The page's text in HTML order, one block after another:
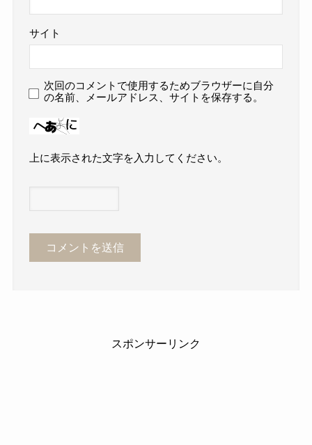
サイト
次回のコメントで使用するためブラウザーに自分
の名前、メールアドレス、サイトを保存する。
上に表示された文字を入力してください。
スポンサーリンク